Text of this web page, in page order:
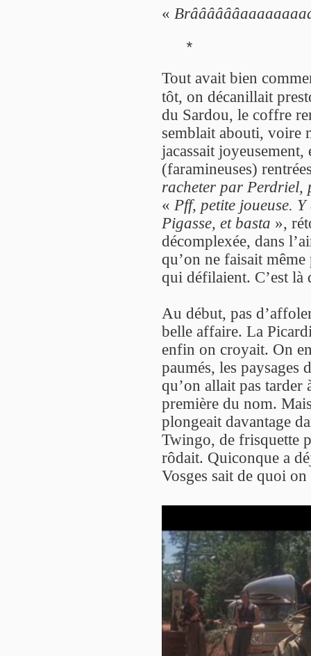
«
*
Tout avait bien
tôt, on décanillait
du Sardou, le coffre
semblait abouti, voire
jacassait
(faramineuses)
racheter par Perdriel,
« Pff, petite joueuse.
Pigasse, et basta »,
décomplexée, dans
qu’on ne faisait
qui défilaient. C’est là
Au début, pas
belle affaire. La
enfin on croyait. On
paumés, les paysages
qu’on allait pas
première du nom.
plongeait davantage
Twingo, de frisquette
rôdait. Quiconque a
Vosges sait de quoi